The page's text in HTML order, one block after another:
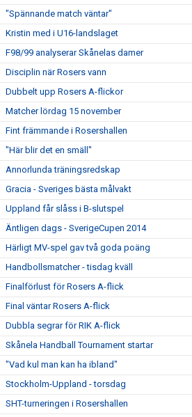
"Spännande match väntar"
Kristin med i U16-landslaget
F98/99 analyserar Skånelas damer
Disciplin när Rosers vann
Dubbelt upp Rosers A-flickor
Matcher lördag 15 november
Fint främmande i Rosershallen
"Här blir det en smäll"
Annorlunda träningsredskap
Gracia - Sveriges bästa målvakt
Uppland får slåss i B-slutspel
Äntligen dags - SverigeCupen 2014
Härligt MV-spel gav två goda poäng
Handbollsmatcher - tisdag kväll
Finalförlust för Rosers A-flick
Final väntar Rosers A-flick
Dubbla segrar för RIK A-flick
Skånela Handball Tournament startar
"Vad kul man kan ha ibland"
Stockholm-Uppland - torsdag
SHT-turneringen i Rosershallen